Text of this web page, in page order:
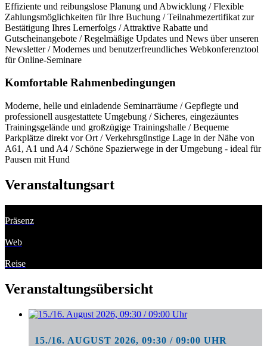
Effiziente und reibungslose Planung und Abwicklung / Flexible
Zahlungsmöglichkeiten für Ihre Buchung / Teilnahmezertifikat zur
Bestätigung Ihres Lernerfolgs / Attraktive Rabatte und
Gutscheinangebote / Regelmäßige Updates und News über unseren
Newsletter / Modernes und benutzerfreundliches Webkonferenztool
für Online-Seminare
Komfortable Rahmenbedingungen
Moderne, helle und einladende Seminarräume / Gepflegte und
professionell ausgestattete Umgebung / Sicheres, eingezäuntes
Trainingsgelände und großzügige Trainingshalle / Bequeme
Parkplätze direkt vor Ort / Verkehrsgünstige Lage in der Nähe von
A61, A1 und A4 / Schöne Spazierwege in der Umgebung - ideal für
Pausen mit Hund
Veranstaltungsart
Präsenz
Web
Reise
Veranstaltungsübersicht
15./16. AUGUST 2026, 09:30 / 09:00 UHR